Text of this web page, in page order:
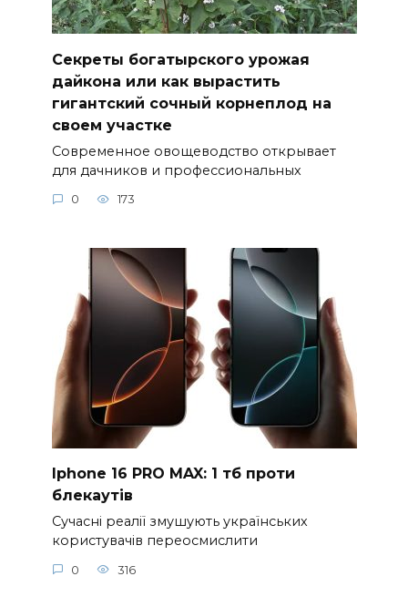
Секреты богатырского урожая
дайкона или как вырастить
гигантский сочный корнеплод на
своем участке
Современное овощеводство открывает
для дачников и профессиональных
0 173
Iphone 16 PRO MAX: 1 тб проти
блекаутів
Сучасні реалії змушують українських
користувачів переосмислити
0 316